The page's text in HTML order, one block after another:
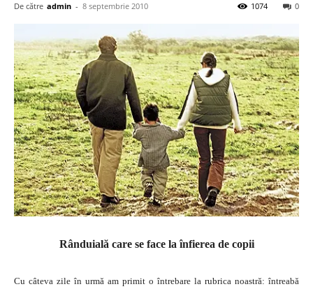
De către admin - 8 septembrie 2010 0
1074
Rânduială care se face la înfierea de copii
Cu câteva zile în urmă am primit o întrebare la rubrica noastră: întreabă